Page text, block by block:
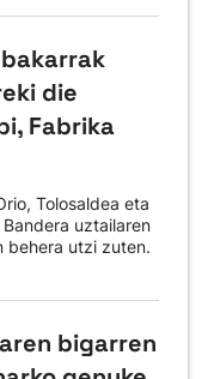
die
Fabrika
Tolosaldea eta
uztailaren
behera utzi zuten.
bigarren